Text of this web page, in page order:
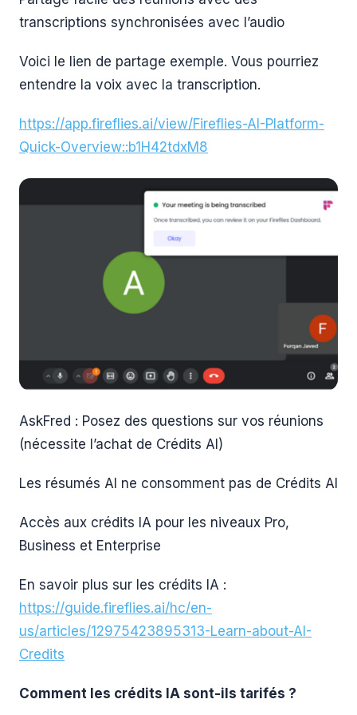
transcriptions synchronisées avec l’audio
Voici le lien de partage exemple. Vous pourriez
entendre la voix avec la transcription.
https://app.fireflies.ai/view/Fireflies-AI-Platform-
Quick-Overview::b1H42tdxM8
AskFred : Posez des questions sur vos réunions
(nécessite l’achat de Crédits AI)
Les résumés AI ne consomment pas de Crédits AI
Accès aux crédits IA pour les niveaux Pro,
Business et Enterprise
En savoir plus sur les crédits IA :
https://guide.fireflies.ai/hc/en-
us/articles/12975423895313-Learn-about-AI-
Credits
Comment les crédits IA sont-ils tarifés ?